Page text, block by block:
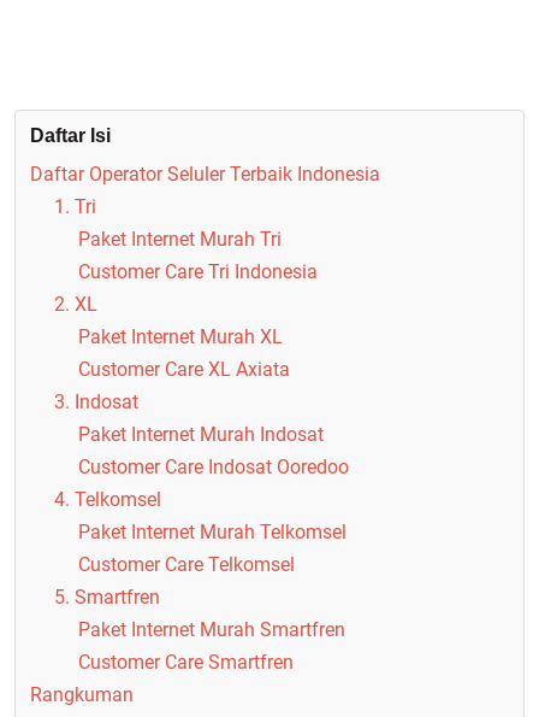
Daftar Isi
Daftar Operator Seluler Terbaik Indonesia
1. Tri
Paket Internet Murah Tri
Customer Care Tri Indonesia
2. XL
Paket Internet Murah XL
Customer Care XL Axiata
3. Indosat
Paket Internet Murah Indosat
Customer Care Indosat Ooredoo
4. Telkomsel
Paket Internet Murah Telkomsel
Customer Care Telkomsel
5. Smartfren
Paket Internet Murah Smartfren
Customer Care Smartfren
Rangkuman